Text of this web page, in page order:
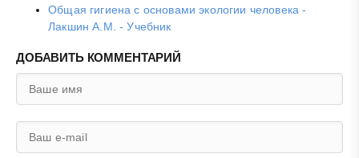
Общая гигиена с основами экологии человека -
Лакшин А.М. - Учебник
ДОБАВИТЬ КОММЕНТАРИЙ